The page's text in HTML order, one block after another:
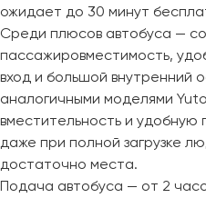
ожидает до 30 минут
Среди плюсов автобуса —
пассажировместимость,
вход и большой внутренний
аналогичными моделями
вместительность и удобную
даже при полной загрузке
достаточно места.
Подача автобуса — от 2
Ярославль